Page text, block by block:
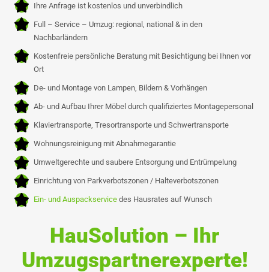
Ihre Anfrage ist kostenlos und unverbindlich
Full – Service – Umzug: regional, national & in den
Nachbarländern
Kostenfreie persönliche Beratung mit Besichtigung bei Ihnen vor
Ort
De- und Montage von Lampen, Bildern & Vorhängen
Ab- und Aufbau Ihrer Möbel durch qualifiziertes Montagepersonal
Klaviertransporte, Tresortransporte und Schwertransporte
Wohnungsreinigung mit Abnahmegarantie
Umweltgerechte und saubere Entsorgung und Entrümpelung
Einrichtung von Parkverbotszonen / Halteverbotszonen
Ein- und Auspackservice des Hausrates auf Wunsch
HauSolution – Ihr
Umzugspartnerexperte!